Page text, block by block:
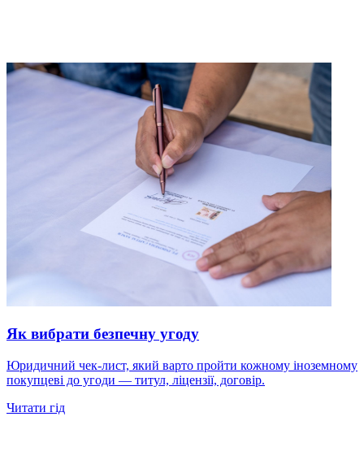
Як вибрати безпечну угоду
Юридичний чек-лист, який варто пройти кожному іноземному
покупцеві до угоди — титул, ліцензії, договір.
Читати гід